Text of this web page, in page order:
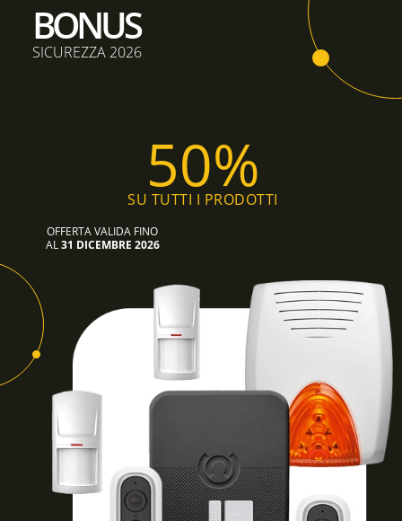
BONUS
SICUREZZA 2026
50%
SU TUTTI I PRODOTTI
OFFERTA VALIDA FINO
AL 31 DICEMBRE 2026